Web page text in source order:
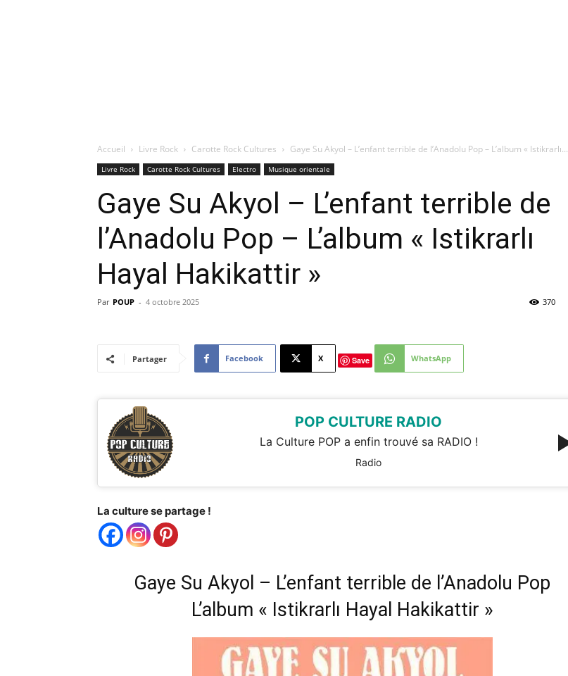
Accueil Livre Rock Carotte Rock Cultures Gaye Su Akyol – L’enfant terrible de l’Anadolu Pop – L’album « Istikrarlı...
Livre Rock Carotte Rock Cultures Electro Musique orientale
Gaye Su Akyol – L’enfant terrible de
l’Anadolu Pop – L’album « Istikrarlı
Hayal Hakikattir »
Par POUP - 4 octobre 2025 370
Partager Facebook X Save WhatsApp
POP CULTURE RADIO
La Culture POP a enfin trouvé sa RADIO !
Radio
La culture se partage !
Gaye Su Akyol – L’enfant terrible de l’Anadolu Pop
L’album « Istikrarlı Hayal Hakikattir »